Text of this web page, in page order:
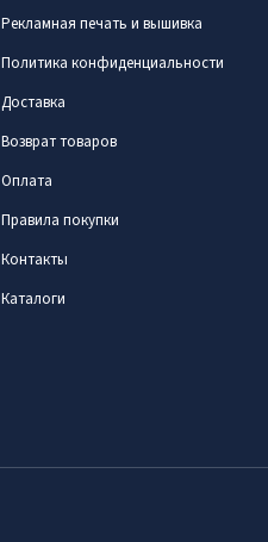
Рекламная печать и вышивка
Политика конфиденциальности
Доставка
Возврат товаров
Оплата
Правила покупки
Контакты
Каталоги